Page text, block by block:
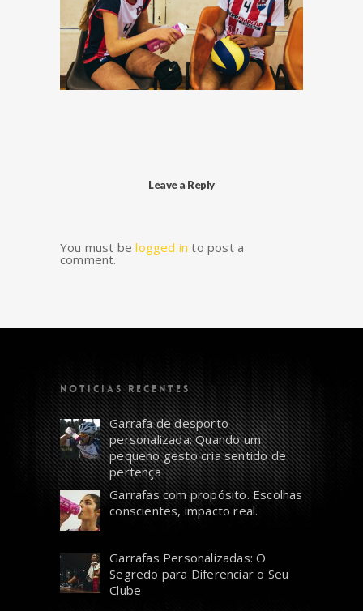
Leave a Reply
You must belogged in to post a
comment.
NOTICIAS RECENTES
Garrafa de desporto
personalizada: Quando um
pequeno gesto cria sentido de
pertença
Garrafas com propósito. Escolhas
conscientes, impacto real.
Garrafas Personalizadas: O
Segredo para Diferenciar o Seu
Clube